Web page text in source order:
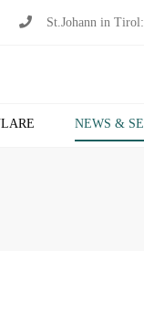
St.Johann in Tirol:
NEWS &